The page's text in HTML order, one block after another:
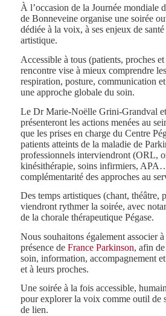
À l’occasion de la Journée mondiale
de Bonneveine organise une soirée
dédiée à la voix, à ses enjeux de
artistique.
Accessible à tous (patients, proches
rencontre vise à mieux comprendre
respiration, posture, communication
une approche globale du soin.
Le Dr Marie-Noëlle Grini-Grandval
présenteront les actions menées au
que les prises en charge du Centre
patients atteints de la maladie de
professionnels interviendront (ORL,
kinésithérapie, soins infirmiers,
complémentarité des approches au
Des temps artistiques (chant, théâtre,
viendront rythmer la soirée, avec
de la chorale thérapeutique Pégase.
Nous souhaitons également associer
présence de France Parkinson, afin
soin, information, accompagnement
et à leurs proches.
Une soirée à la fois accessible,
pour explorer la voix comme outil de
de lien.